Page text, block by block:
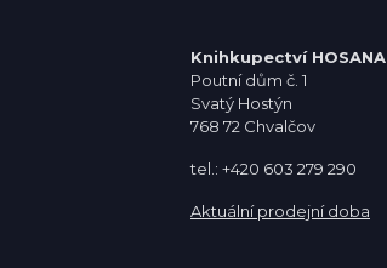
Knihkupectví HOSANA
Poutní dům č. 1
Svatý Hostýn
768 72 Chvalčov
tel.: +420 603 279 290
Aktuální prodejní doba